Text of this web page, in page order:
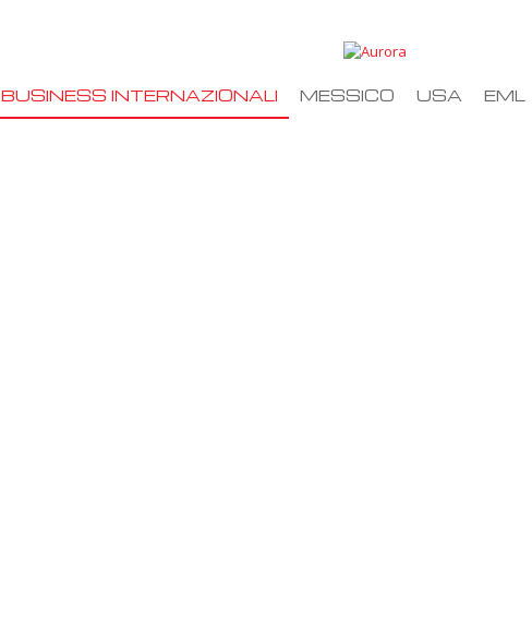
BUSINESS INTERNAZIONALI MESSICO USA EML